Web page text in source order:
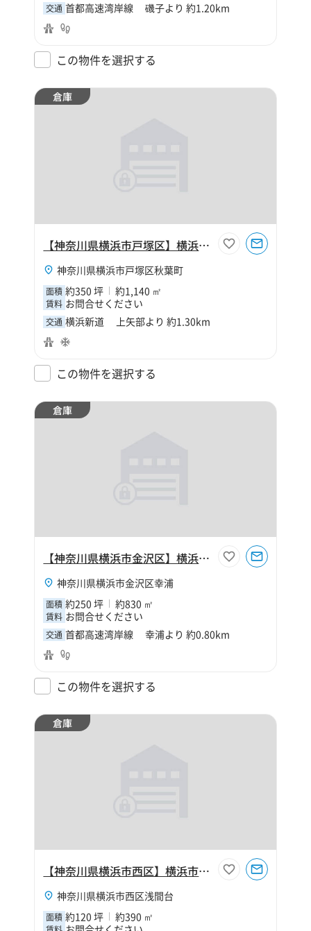
交通 首都高速湾岸線 磯子より 約1.20km
この物件を選択する
倉庫
【神奈川県横浜市戸塚区】横浜市戸塚区秋葉町350坪倉庫
神奈川県横浜市戸塚区秋葉町
面積 約350 坪 約1,140 ㎡
賃料 お問合せください
交通 横浜新道 上矢部より 約1.30km
この物件を選択する
倉庫
【神奈川県横浜市金沢区】横浜市金沢区幸浦2丁目250坪倉庫
神奈川県横浜市金沢区幸浦
面積 約250 坪 約830 ㎡
賃料 お問合せください
交通 首都高速湾岸線 幸浦より 約0.80km
この物件を選択する
倉庫
【神奈川県横浜市西区】横浜市西区浅間台120坪倉庫
神奈川県横浜市西区浅間台
面積 約120 坪 約390 ㎡